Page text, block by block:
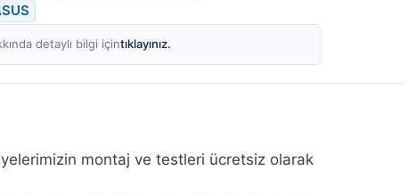
detaylı bilgi içintıklayınız.
montaj ve testleri ücretsiz olarak